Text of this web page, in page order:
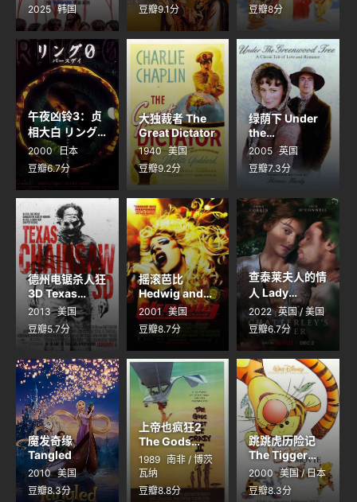
2025 韩国
豆瓣9.1分
Christmas
豆瓣8分
午夜凶铃3：贞
相大白 リング0
バースデイ
2000 日本
豆瓣6.7分
大独裁者 The
Great Dictator
1940 美国
豆瓣9.2分
绿荫下 Under
the
Greenwood
Tree
2005 英国
豆瓣7.3分
德州电锯杀人狂
3D Texas
Chainsaw 3D
2013 美国
豆瓣5.7分
摇滚芭比
Hedwig and
the Angry
Inch
2001 美国
豆瓣8.7分
查泰莱夫人的情
人 Lady
Chatterley's
Lover
2022 英国 / 美国
豆瓣6.7分
魔发奇缘
Tangled
2010 美国
豆瓣8.3分
上帝也疯狂2
The Gods
Must Be
Crazy II
1989 南非 / 博茨
瓦纳
豆瓣8.8分
跳跳虎历险记
The Tigger
Movie
2000
美国 / 日本
豆瓣8.3分